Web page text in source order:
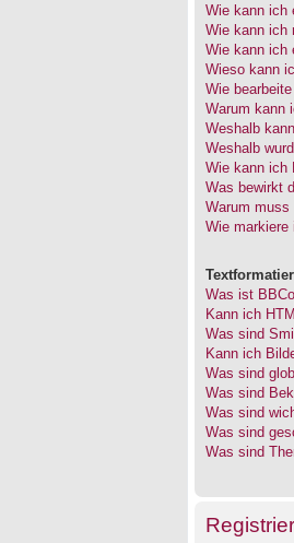
Wie kann ich
Wie kann ich
Wie kann ich
Wieso kann
Wie
Warum kann
Weshalb
Weshalb
Wie kann ich
Was bewirkt
Warum muss
Wie markiere
Was ist
Kann ich
Was sind
Kann ich
Was sind
Was sind
Was sind
Was sind
Was sind